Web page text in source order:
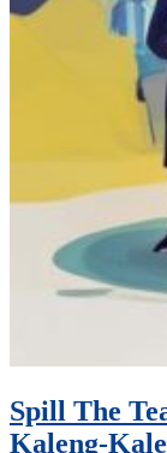
Spill The
Kaleng-